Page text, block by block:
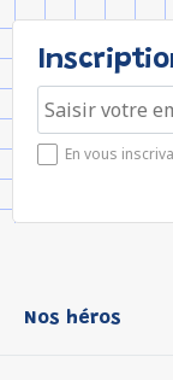
En vous
Nos héros